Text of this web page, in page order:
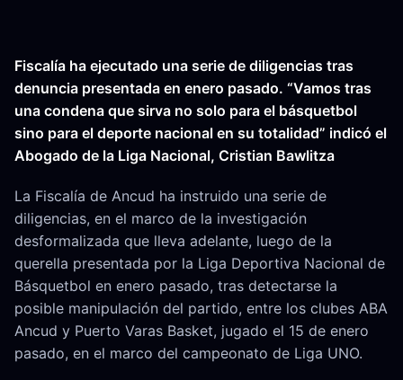
Fiscalía ha ejecutado una serie de diligencias tras
denuncia presentada en enero pasado. “Vamos tras
una condena que sirva no solo para el básquetbol
sino para el deporte nacional en su totalidad” indicó el
Abogado de la Liga Nacional, Cristian Bawlitza
La Fiscalía de Ancud ha instruido una serie de
diligencias, en el marco de la investigación
desformalizada que lleva adelante, luego de la
querella presentada por la Liga Deportiva Nacional de
Básquetbol en enero pasado, tras detectarse la
posible manipulación del partido, entre los clubes ABA
Ancud y Puerto Varas Basket, jugado el 15 de enero
pasado, en el marco del campeonato de Liga UNO.